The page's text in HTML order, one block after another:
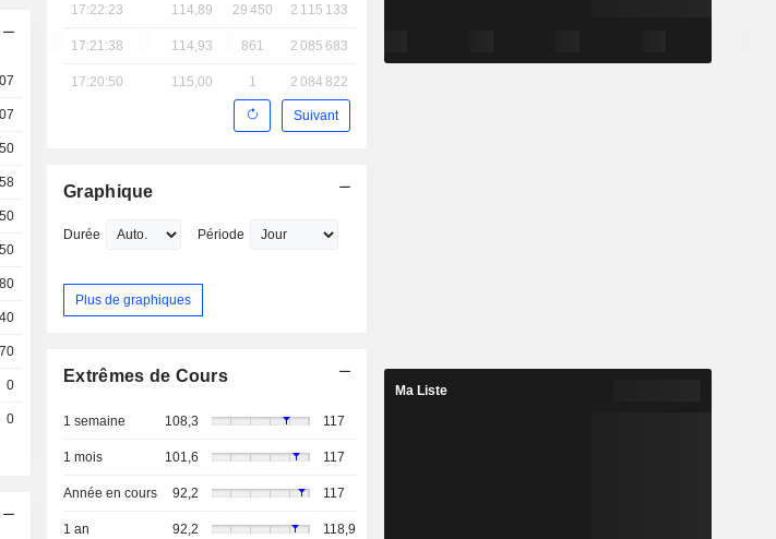
0
0
17:22:23 114,89 29 450 2 115 133
17:21:38 114,93 861 2 085 683
17:20:50 115,00 1 2 084 822
Suivant
Graphique
Durée Période
Plus de graphiques
Extrêmes de Cours
1 semaine 108,3 117
1 mois 101,6 117
Année en cours 92,2 117
1 an 92,2 118,9
Ma Liste